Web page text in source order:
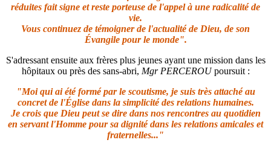
réduites fait signe et reste porteuse de l'appel à une radicalité de
vie.
Vous continuez de témoigner de l'actualité de Dieu, de son
Évangile pour le monde".
S'adressant ensuite aux frères plus jeunes ayant une mission dans les
hôpitaux ou près des sans-abri, Mgr PERCEROUpoursuit :
"Moi qui ai été formé par le scoutisme, je suis très attaché au
concret de l'Église dans la simplicité des relations humaines.
Je crois que Dieu peut se dire dans nos rencontres au quotidien
en servant l'Homme pour sa dignité dans les relations amicales et
fraternelles..."